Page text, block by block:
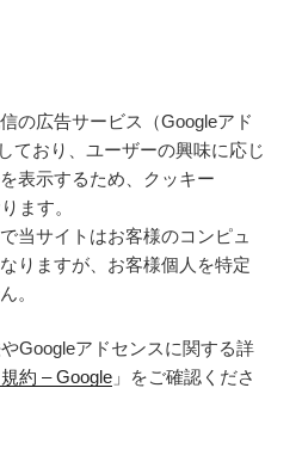
の広告サービス（Googleアド
ており、ユーザーの興味に応じ
表示するため、クッキー
ます。
当サイトはお客様のコンピュ
りますが、お客様個人を特定
。
Googleアドセンスに関する詳
約 – Google 」をご確認くださ